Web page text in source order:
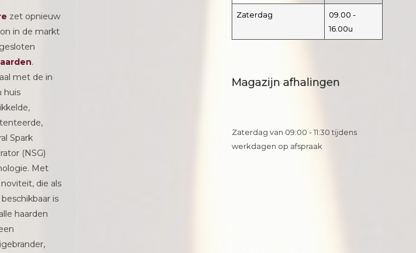
zet opnieuw
in de markt
.
met de in
huis
Spark
(NSG)
Met
die als
is
haarden
Zaterdag
09.00 -
16.00u
Magazijn afhalingen
Zaterdag van 09:00 - 11:30 tijdens
werkdagen op afspraak